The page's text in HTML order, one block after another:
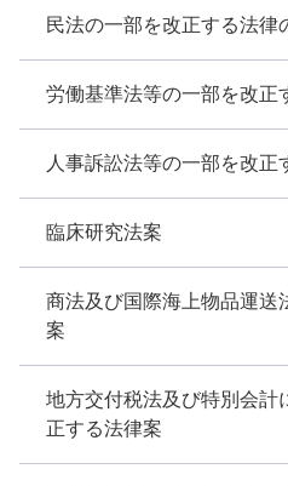
民法の一部を改正する法律
労働基準法等の一部を改正
人事訴訟法等の一部を改正
臨床研究法案
商法及び国際海上物品運送
案
地方交付税法及び特別会計
正する法律案